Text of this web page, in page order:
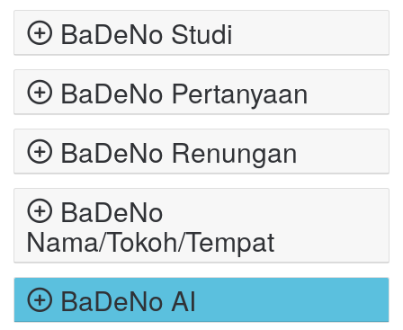
BaDeNo Studi
BaDeNo Pertanyaan
BaDeNo Renungan
BaDeNo
Nama/Tokoh/Tempat
BaDeNo AI